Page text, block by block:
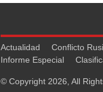
Actualidad Conflicto
Informe Especial
© Copyright 2026, All